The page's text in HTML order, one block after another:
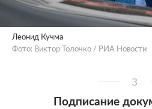
Леонид Кучма
Фото: Виктор Толочко / РИА Новости
3
Подписание